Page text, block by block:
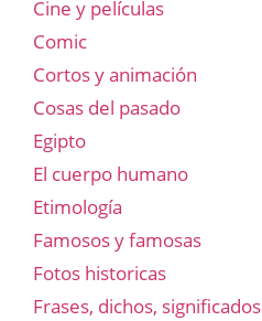
Cine y películas
Comic
Cortos y animación
Cosas del pasado
Egipto
El cuerpo humano
Etimología
Famosos y famosas
Fotos historicas
Frases, dichos, significados